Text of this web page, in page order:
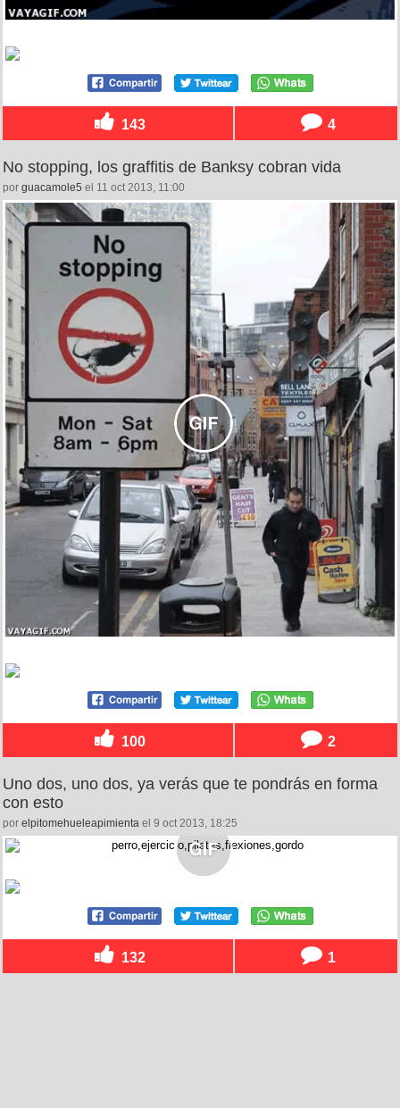
143 4
No stopping, los graffitis de Banksy cobran vida
por guacamole5 el 11 oct 2013, 11:00
100 2
Uno dos, uno dos, ya verás que te pondrás en forma
con esto
por elpitomehueleapimienta el 9 oct 2013, 18:25
132 1